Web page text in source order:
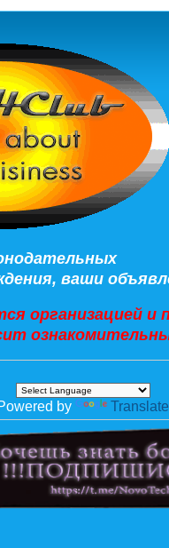
ваши
организацией
by Translate